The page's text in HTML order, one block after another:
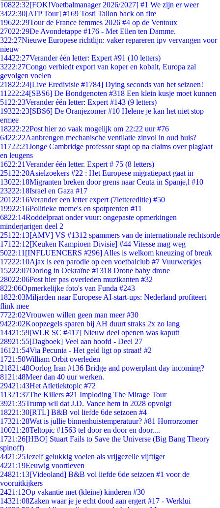
10822:32[FOK!Voetbalmanager 2026/2027] #1 We zijn er weer
3422:30[ATP Tour] #169 Tosti Tallon back on fire
19622:29Tour de France femmes 2026 #4 op de Ventoux
27022:29De Avondetappe #176 - Met Ellen ten Damme.
322:27Nieuwe Europese richtlijn: vaker repareren ipv vervangen voor
nieuw
14422:27Verander één letter: Expert #91 (10 letters)
3222:27Congo verbiedt export van koper en kobalt, Europa zal
gevolgen voelen
21822:24[Live Eredivisie #1784] Dying seconds van het seizoen!
11222:24[SBS6] De Bondgenoten #318 Een klein kusje moet kunnen
51 22:23Verander één letter: Expert #143 (9 letters)
19322:23[SBS6] De Oranjezomer #10 Helene je kan het niet stop
ermee
18222:22Post hier zo vaak mogelijk om 22:22 uur #76
6422:22Aanbrengen mechanische ventilatie zinvol in oud huis?
11722:21Jonge Cambridge professor stapt op na claims over plagiaat
en leugens
1622:21Verander één letter. Expert # 75 (8 letters)
251 22:20Asielzoekers #22 : Het Europese migratiepact gaat in
13022:18Migranten breken door grens naar Ceuta in Spanje,l #10
23222:18Israel en Gaza #17
201 22:16Verander een letter expert (7lettereditie) #50
19922:16Politieke meme's en spotprenten #11
6822:14Roddelpraat onder vuur: ongepaste opmerkingen
minderjarigen deel 2
251 22:13[AMV] VS #1312 spammers van de internationale rechtsorde
171 22:12[Keuken Kampioen Divisie] #44 Vitesse mag weg
5022:11 [INFLUENCERS #296] Alles is welkom kneuzing of breuk
17222:10Ajax is een parodie op een voetbalclub #7 Vuurwerkjes
15222:07Oorlog in Oekraïne #1318 Drone baby drone
28022:06Post hier pas overleden muzikanten #32
822:06Opmerkelijke foto's van Funda #243
1822:03Miljarden naar Europese AI-start-ups: Nederland profiteert
flink mee
7722:02Vrouwen willen geen man meer #30
9422:02Koopzegels sparen bij AH duurt straks 2x zo lang
14421:59[WLR SC #417] Nieuw deel openen was kaputt
28921:55[Dagboek] Veel aan hoofd - Deel 27
161 21:54Via Pecunia - Het geld ligt op straat! #2
1721:50William Orbit overleden
21821:48Oorlog Iran #136 Bridge and powerplant day incoming?
81 21:48Meer dan 40 uur werken.
29421:43Het Atletiektopic #72
11321:37The Killers #21 Imploding The Mirage Tour
3921:35Trump wil dat J.D. Vance hem in 2028 opvolgt
18221:30[RTL] B&B vol liefde 6de seizoen #4
17321:28Wat is jullie binnenhuistemperatuur? #81 Horrorzomer
10021:28Teltopic #1563 tel door en door en door....
1721:26[HBO] Stuart Fails to Save the Universe (Big Bang Theory
spinoff)
4421:25Jezelf gelukkig voelen als vrijgezelle vijftiger
4221:19Eeuwig voortleven
24821:13[Videoland] B&B vol liefde 6de seizoen #1 voor de
vooruitkijkers
2421:12Op vakantie met (kleine) kinderen #30
14321:08Zaken waar je je echt dood aan ergert #17 - Werklui